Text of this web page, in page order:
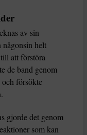
av sin
någonsin helt
att förstöra
de band genom
försökte
gjorde det genom
som kan